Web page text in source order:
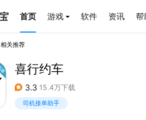
首页 游戏 软件 资讯 帮
相关推荐
喜行约车
3.3 15.4万下载
司机接单助手